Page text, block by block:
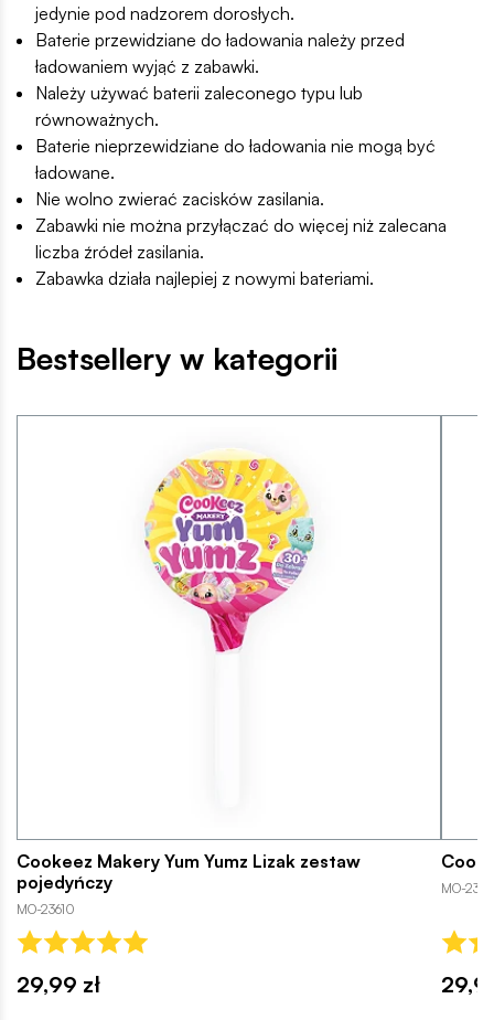
jedynie pod nadzorem dorosłych.
Baterie przewidziane do ładowania należy przed
ładowaniem wyjąć z zabawki.
Należy używać baterii zaleconego typu lub
równoważnych.
Baterie nieprzewidziane do ładowania nie mogą być
ładowane.
Nie wolno zwierać zacisków zasilania.
Zabawki nie można przyłączać do więcej niż zalecana
liczba źródeł zasilania.
Zabawka działa najlepiej z nowymi bateriami.
Bestsellery w kategorii
Cookeez Makery Yum Yumz Lizak zestaw
pojedyńczy
MO-23610
29,99 zł
MO-